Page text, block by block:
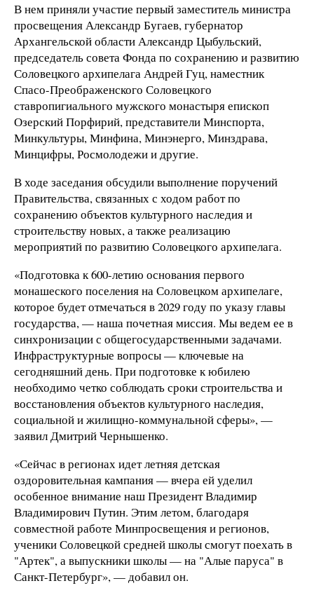
В нем приняли участие первый заместитель министра
просвещения Александр Бугаев, губернатор
Архангельской области Александр Цыбульский,
председатель совета Фонда по сохранению и развитию
Соловецкого архипелага Андрей Гуц, наместник
Спасо-Преображенского Соловецкого
ставропигиального мужского монастыря епископ
Озерский Порфирий, представители Минспорта,
Минкультуры, Минфина, Минэнерго, Минздрава,
Минцифры, Росмолодежи и другие.
В ходе заседания обсудили выполнение поручений
Правительства, связанных с ходом работ по
сохранению объектов культурного наследия и
строительству новых, а также реализацию
мероприятий по развитию Соловецкого архипелага.
«Подготовка к 600-летию основания первого
монашеского поселения на Соловецком архипелаге,
которое будет отмечаться в 2029 году по указу главы
государства, — наша почетная миссия. Мы ведем ее в
синхронизации с общегосударственными задачами.
Инфраструктурные вопросы — ключевые на
сегодняшний день. При подготовке к юбилею
необходимо четко соблюдать сроки строительства и
восстановления объектов культурного наследия,
социальной и жилищно-коммунальной сферы», —
заявил Дмитрий Чернышенко.
«Сейчас в регионах идет летняя детская
оздоровительная кампания — вчера ей уделил
особенное внимание наш Президент Владимир
Владимирович Путин. Этим летом, благодаря
совместной работе Минпросвещения и регионов,
ученики Соловецкой средней школы смогут поехать в
"Артек", а выпускники школы — на "Алые паруса" в
Санкт-Петербург», — добавил он.